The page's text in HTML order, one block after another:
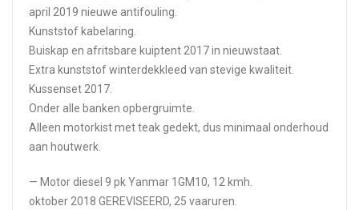
april 2019 nieuwe antifouling.
Kunststof kabelaring.
Buiskap en afritsbare kuiptent 2017 in nieuwstaat.
Extra kunststof winterdekkleed van stevige kwaliteit.
Kussenset 2017.
Onder alle banken opbergruimte.
Alleen motorkist met teak gedekt, dus minimaal onderhoud
aan houtwerk.
— Motor diesel 9 pk Yanmar 1GM10, 12 kmh.
oktober 2018 GEREVISEERD, 25 vaaruren.